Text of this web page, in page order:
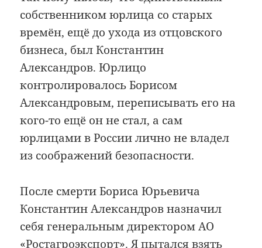
собственником юрлица со старых
времён, ещё до ухода из отцовского
бизнеса, был Константин
Александров. Юрлицо
контролировалось Борисом
Александровым, переписывать его на
кого-то ещё он не стал, а сам
юрлицами в России лично не владел
из соображений безопасности.
После смерти Бориса Юрьевича
Константин Александров назначил
себя генеральным директором АО
«Ростагроэкспорт». Я пытался взять